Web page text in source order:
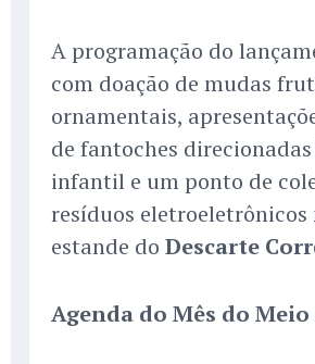
A programação do
com doação de mudas
ornamentais,
de fantoches
infantil e um ponto de
resíduos
estande do Descarte
Agenda do Mês do